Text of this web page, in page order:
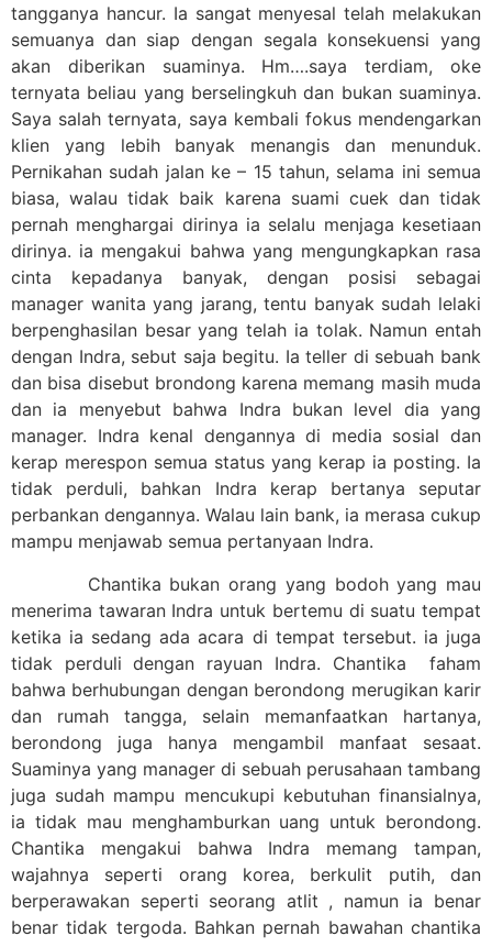
tangganya hancur. Ia sangat menyesal telah melakukan
semuanya dan siap dengan segala konsekuensi yang
akan diberikan suaminya. Hm….saya terdiam, oke
ternyata beliau yang berselingkuh dan bukan suaminya.
Saya salah ternyata, saya kembali fokus mendengarkan
klien yang lebih banyak menangis dan menunduk.
Pernikahan sudah jalan ke – 15 tahun, selama ini semua
biasa, walau tidak baik karena suami cuek dan tidak
pernah menghargai dirinya ia selalu menjaga kesetiaan
dirinya. ia mengakui bahwa yang mengungkapkan rasa
cinta kepadanya banyak, dengan posisi sebagai
manager wanita yang jarang, tentu banyak sudah lelaki
berpenghasilan besar yang telah ia tolak. Namun entah
dengan Indra, sebut saja begitu. Ia teller di sebuah bank
dan bisa disebut brondong karena memang masih muda
dan ia menyebut bahwa Indra bukan level dia yang
manager. Indra kenal dengannya di media sosial dan
kerap merespon semua status yang kerap ia posting. Ia
tidak perduli, bahkan Indra kerap bertanya seputar
perbankan dengannya. Walau lain bank, ia merasa cukup
mampu menjawab semua pertanyaan Indra.
Chantika bukan orang yang bodoh yang mau
menerima tawaran Indra untuk bertemu di suatu tempat
ketika ia sedang ada acara di tempat tersebut. ia juga
tidak perduli dengan rayuan Indra. Chantika faham
bahwa berhubungan dengan berondong merugikan karir
dan rumah tangga, selain memanfaatkan hartanya,
berondong juga hanya mengambil manfaat sesaat.
Suaminya yang manager di sebuah perusahaan tambang
juga sudah mampu mencukupi kebutuhan finansialnya,
ia tidak mau menghamburkan uang untuk berondong.
Chantika mengakui bahwa Indra memang tampan,
wajahnya seperti orang korea, berkulit putih, dan
berperawakan seperti seorang atlit , namun ia benar
benar tidak tergoda. Bahkan pernah bawahan chantika